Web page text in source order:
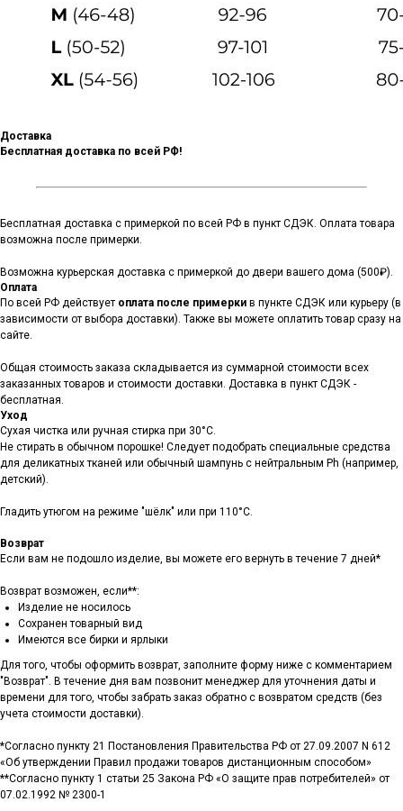
Доставка
Бесплатная доставка по всей РФ!
Бесплатная доставка с примеркой по всей РФ в пункт СДЭК. Оплата товара
возможна после примерки.
Возможна курьерская доставка с примеркой до двери вашего дома (500₽).
Оплата
По всей РФ действует оплата после примерки в пункте СДЭК или курьеру (в
зависимости от выбора доставки). Также вы можете оплатить товар сразу на
сайте.
Общая стоимость заказа складывается из суммарной стоимости всех
заказанных товаров и стоимости доставки. Доставка в пункт СДЭК -
бесплатная.
Уход
Сухая чистка или ручная стирка при 30°C.
Не стирать в обычном порошке! Следует подобрать специальные средства
для деликатных тканей или обычный шампунь с нейтральным Ph (например,
детский).
Гладить утюгом на режиме "шёлк" или при 110°C.
Возврат
Если вам не подошло изделие, вы можете его вернуть в течение 7 дней*
Возврат возможен, если**:
Изделие не носилось
Сохранен товарный вид
Имеются все бирки и ярлыки
Для того, чтобы оформить возврат, заполните форму ниже с комментарием
"Возврат". В течение дня вам позвонит менеджер для уточнения даты и
времени для того, чтобы забрать заказ обратно с возвратом средств (без
учета стоимости доставки).
*Согласно пункту 21 Постановления Правительства РФ от 27.09.2007 N 612
«Об утверждении Правил продажи товаров дистанционным способом»
**Согласно пункту 1 статьи 25 Закона РФ «О защите прав потребителей» от
07.02.1992 № 2300-1